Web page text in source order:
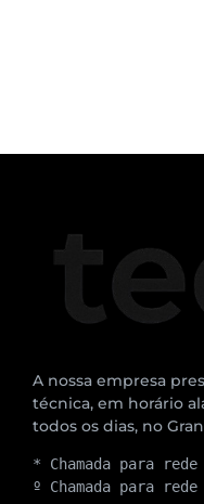
A nossa empresa
técnica, em horário
todos os dias, no
* Chamada para
º Chamada para